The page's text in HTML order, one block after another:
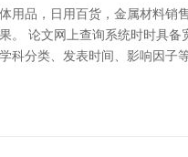
用品，日用百货，金属材料
。 论文网上查询系统时时具
科分类、发表时间、影响因